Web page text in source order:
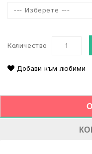
--- Изберете ---
Количество
Добави към любими